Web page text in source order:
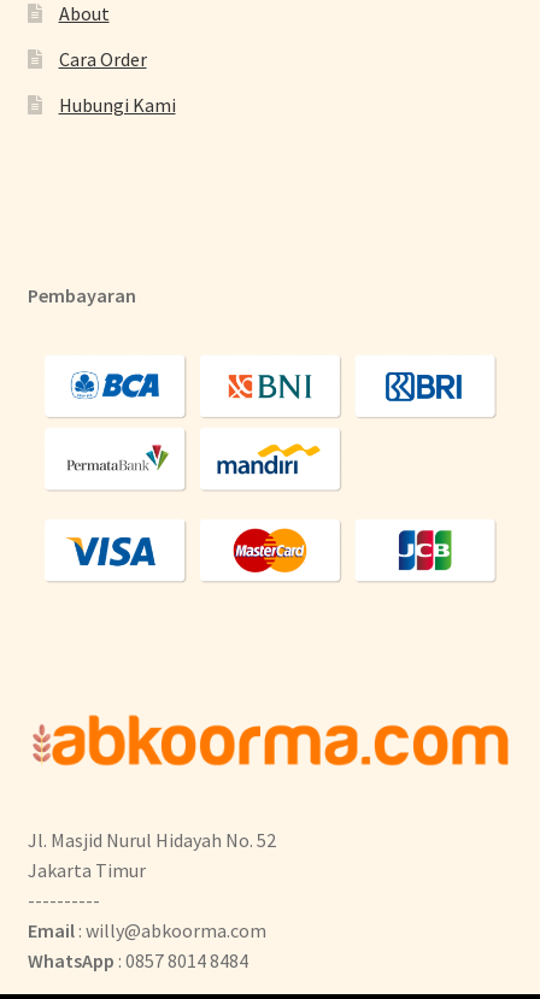
About
Cara Order
Hubungi Kami
Pembayaran
Jl. Masjid Nurul Hidayah No. 52
Jakarta Timur
----------
Email : willy@abkoorma.com
WhatsApp : 0857 8014 8484